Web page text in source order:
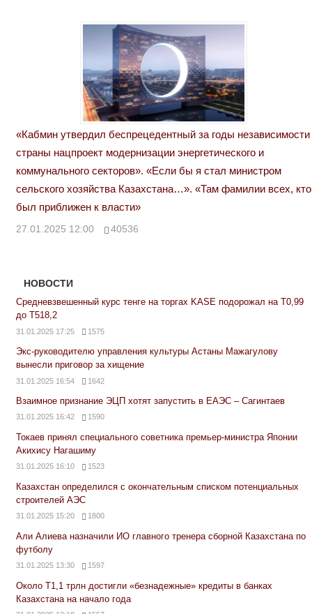
«Кабмин утвердил беспрецедентный за годы независимости
страны нацпроект модернизации энергетического и
коммунального секторов». «Если бы я стал министром
сельского хозяйства Казахстана…». «Там фамилии всех, кто
был приближен к власти»
27.01.2025 12:00 40536
НОВОСТИ
Средневзвешенный курс тенге на торгах KASE подорожал на Т0,99
до Т518,2
31.01.2025 17:25 1575
Экс-руководителю управления культуры Астаны Мажагулову
вынесли приговор за хищение
31.01.2025 16:54 1642
Взаимное признание ЭЦП хотят запустить в ЕАЭС – Сагинтаев
31.01.2025 16:42 1590
Токаев принял специального советника премьер-министра Японии
Акихису Нагашиму
31.01.2025 16:10 1523
Казахстан определился с окончательным списком потенциальных
строителей АЭС
31.01.2025 15:20 1800
Али Алиева назначили ИО главного тренера сборной Казахстана по
футболу
31.01.2025 13:30 1597
Около Т1,1 трлн достигли «безнадежные» кредиты в банках
Казахстана на начало года